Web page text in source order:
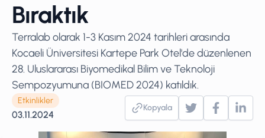
Bıraktık
Terralab olarak 1-3 Kasım 2024 tarihleri arasında
Kocaeli Üniversitesi Kartepe Park Otel'de düzenlenen
28. Uluslararası Biyomedikal Bilim ve Teknoloji
Sempozyumuna (BIOMED 2024) katıldık.
Etkinlikler
03.11.2024
Kopyala